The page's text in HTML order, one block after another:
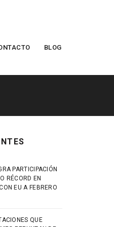
BLOG
PARTICIPACIÓN
RÉCORD EN
EU A FEBRERO
QUE